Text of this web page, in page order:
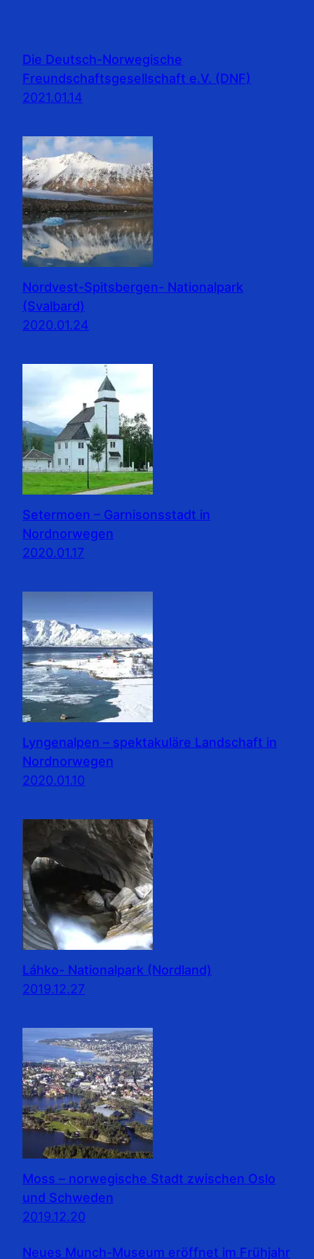
Die Deutsch-Norwegische
Freundschaftsgesellschaft e.V. (DNF)
2021.01.14
Nordvest-Spitsbergen- Nationalpark
(Svalbard)
2020.01.24
Setermoen – Garnisonsstadt in
Nordnorwegen
2020.01.17
Lyngenalpen – spektakuläre Landschaft in
Nordnorwegen
2020.01.10
Láhko- Nationalpark (Nordland)
2019.12.27
Moss – norwegische Stadt zwischen Oslo
und Schweden
2019.12.20
Neues Munch-Museum eröffnet im Frühjahr